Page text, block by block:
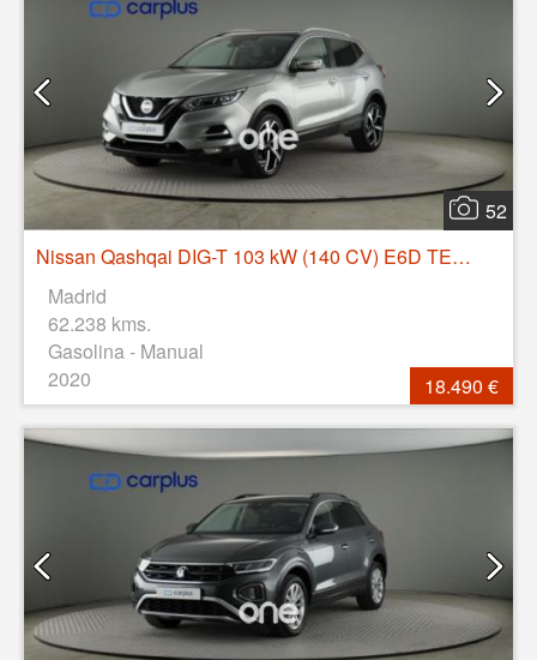
52
Nissan Qashqai DIG-T 103 kW (140 CV) E6D TEKNA+
Madrid
62.238 kms.
Gasolina - Manual
2020
18.490 €